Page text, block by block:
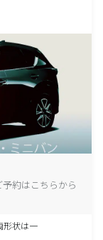
約はこちらから
形状は一